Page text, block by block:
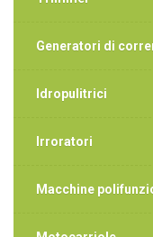
Generatori di
Idropulitrici
Irroratori
Macchine